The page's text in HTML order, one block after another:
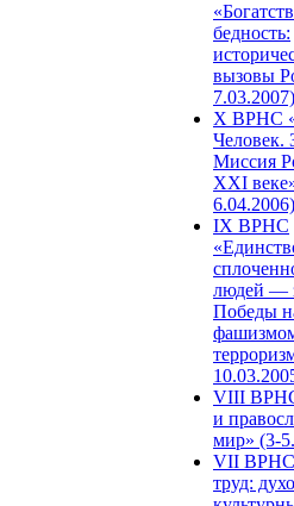
бедность:
вызовы
7.03.2007)
X ВРНС
Человек.
Миссия
XXI
6.04.2006)
IX ВРНС
людей —
Победы
VIII
и
мир» (3-
VII ВРНС
труд: